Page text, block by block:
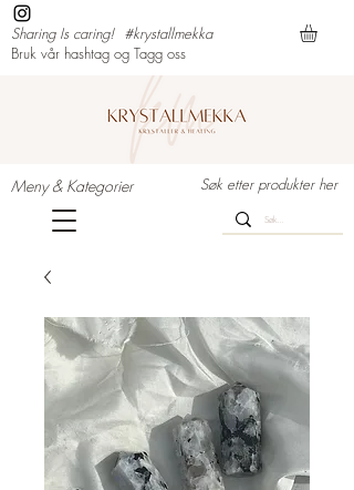
Meny & Kategorier
#krystallmekka
Sharing Is caring!
Bruk vår hashtag og Tagg oss
Søk etter produkter her